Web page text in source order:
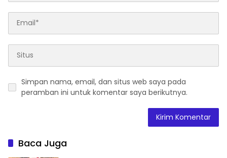
Simpan nama, email, dan situs web saya pada
peramban ini untuk komentar saya berikutnya.
Baca Juga